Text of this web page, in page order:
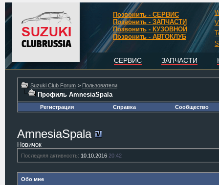
Позвонить - СЕРВИС
Позвонить - ЗАПЧАСТИ
Позвонить - КУЗОВНОЙ
Позвонить - АВТОКЛУБ
СЕРВИС ЗАПЧАСТИ
Suzuki Club Forum > Пользователи
Профиль AmnesiaSpala
Регистрация Справка Сообщество
AmnesiaSpala
Новичок
Последняя активность: 10.10.2016 20:42
Обо мне